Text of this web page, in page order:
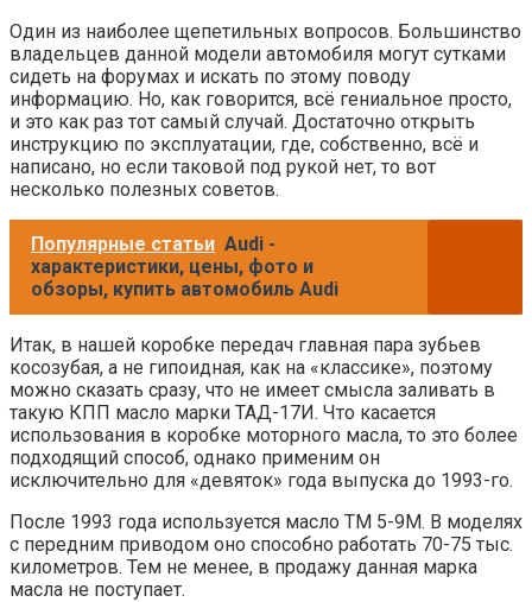
Один из наиболее щепетильных вопросов. Большинство
владельцев данной модели автомобиля могут сутками
сидеть на форумах и искать по этому поводу
информацию. Но, как говорится, всё гениальное просто,
и это как раз тот самый случай. Достаточно открыть
инструкцию по эксплуатации, где, собственно, всё и
написано, но если таковой под рукой нет, то вот
несколько полезных советов.
Популярные статьи Audi -
характеристики, цены, фото и
обзоры, купить автомобиль Audi
Итак, в нашей коробке передач главная пара зубьев
косозубая, а не гипоидная, как на «классике», поэтому
можно сказать сразу, что не имеет смысла заливать в
такую КПП масло марки ТАД-17И. Что касается
использования в коробке моторного масла, то это более
подходящий способ, однако применим он
исключительно для «девяток» года выпуска до 1993-го.
После 1993 года используется масло ТМ 5-9М. В моделях
с передним приводом оно способно работать 70-75 тыс.
километров. Тем не менее, в продажу данная марка
масла не поступает.